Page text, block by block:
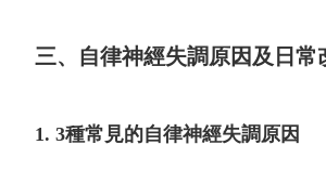
三、自律神經失調原因及日常
1. 3種常見的自律神經失調原因